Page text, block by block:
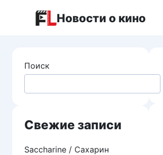
Новости о кино
Поиск
Свежие записи
Saccharine / Сахарин